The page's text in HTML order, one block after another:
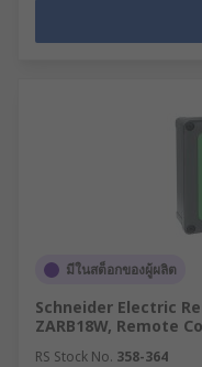
มีในสต็อกของผู้ผลิต
Schneider Electric
ZARB18W, Remote
RS Stock No. 358-364